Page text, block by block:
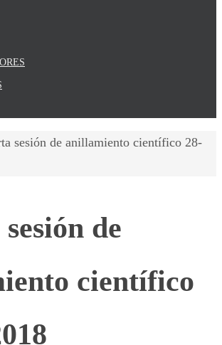
sesión de anillamiento científico 28-
de
científico